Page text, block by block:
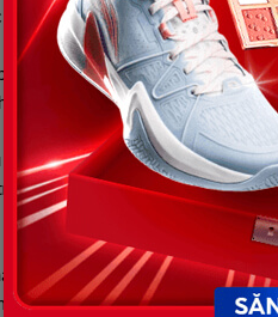
con nên con thấy thế thôi.
kể chuyện tưởng tượng.
một hành trình đầy nước mắt
đón con như thường lệ.
Nhưng một hình ảnh bất
Cả hai cười nói vui vẻ. Nhưng
là gương mặt của bé kia –